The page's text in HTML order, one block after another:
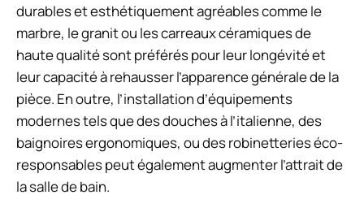
durables et esthétiquement agréables comme le
marbre, le granit ou les carreaux céramiques de
haute qualité sont préférés pour leur longévité et
leur capacité à rehausser l’apparence générale de la
pièce. En outre, l’installation d’équipements
modernes tels que des douches à l’italienne, des
baignoires ergonomiques, ou des robinetteries éco-
responsables peut également augmenter l’attrait de
la salle de bain.